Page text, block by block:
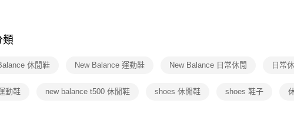
１．透過由恩沛科
交易，需依本服務之
２．關於個人資料處
類
休閒鞋 New Balance 運動鞋 New Balance 日常休閒 日常
動鞋 new balance t500 休閒鞋 shoes 休閒鞋 shoes 鞋子